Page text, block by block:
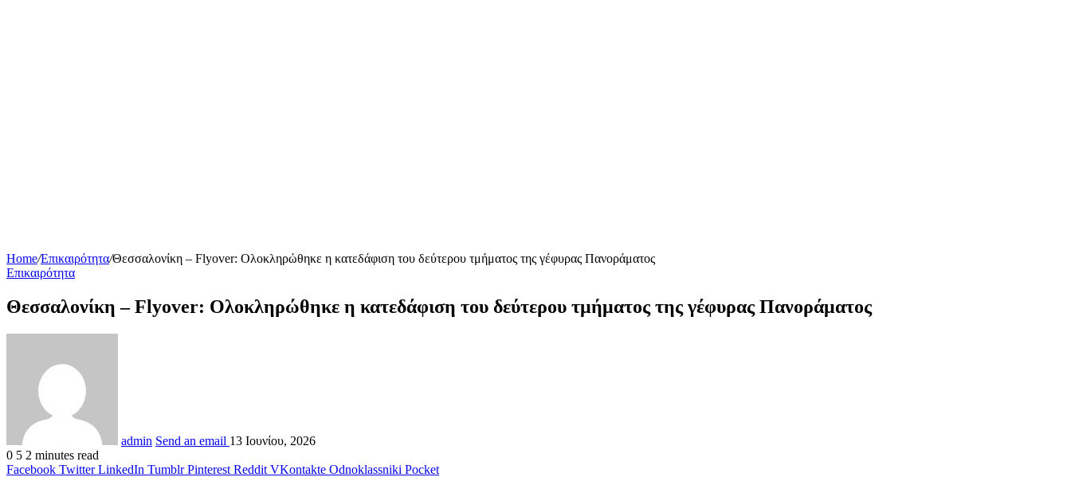
Home/Επικαιρότητα/Θεσσαλονίκη – Flyover: Ολοκληρώθηκε η κατεδάφιση του δεύτερου τμήματος της γέφυρας Πανοράματος
Επικαιρότητα
Θεσσαλονίκη – Flyover: Ολοκληρώθηκε η κατεδάφιση του δεύτερου τμήματος της γέφυρας Πανοράματος
admin Send an email 13 Ιουνίου, 2026
0 5 2 minutes read
Facebook Twitter LinkedIn Tumblr Pinterest Reddit VKontakte Odnoklassniki Pocket